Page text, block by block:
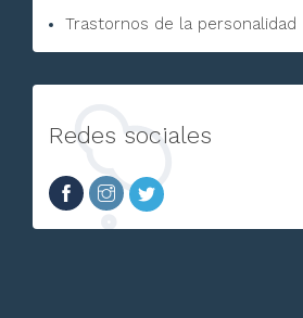
Trastornos de la personalidad
Redes sociales